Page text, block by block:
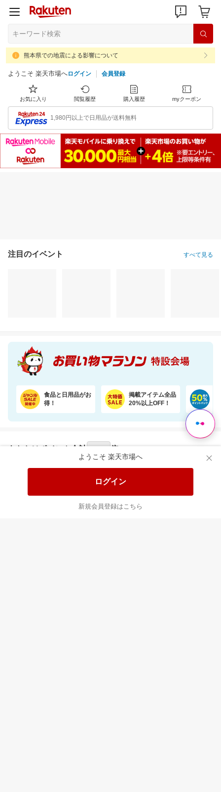
熊本県での地震による影響について
ようこそ 楽天市場へログイン 会員登録
お気に入り 閲覧履歴 購入履歴 myクーポン
1,980円以上で日用品が送料無料
ようこそ 楽天市場へ
ログイン
新規会員登録はこちら
注目のイベント すべて見る
食品と日用品がお
得！
掲載アイテム全品
20%以上OFF！
あなたはポイント 合計 倍